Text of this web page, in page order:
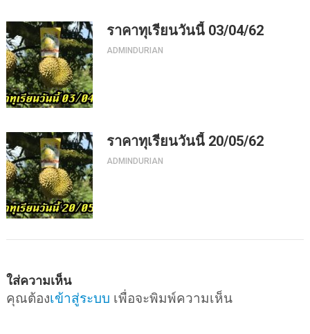
ราคาทุเรียนวันนี้ 03/04/62
ADMINDURIAN
ราคาทุเรียนวันนี้ 20/05/62
ADMINDURIAN
ใส่ความเห็น
คุณต้องเข้าสู่ระบบ เพื่อจะพิมพ์ความเห็น